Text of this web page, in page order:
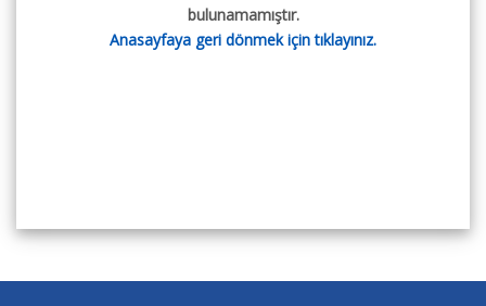
bulunamamıştır.
Anasayfaya geri dönmek için tıklayınız.